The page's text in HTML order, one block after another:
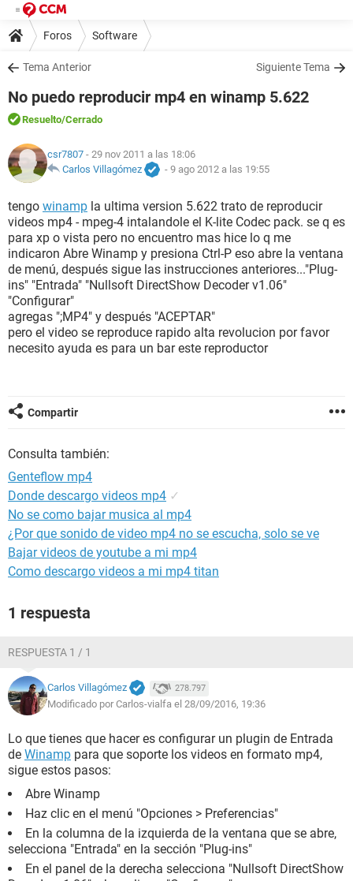
Foros Software
Tema Anterior Siguiente Tema
No puedo reproducir mp4 en winamp 5.622
Resuelto/Cerrado
csr7807 - 29 nov 2011 a las 18:06
Carlos Villagómez
- 9 ago 2012 a las 19:55
tengo winamp la ultima version 5.622 trato de reproducir
videos mp4 - mpeg-4 intalandole el K-lite Codec pack. se q es
para xp o vista pero no encuentro mas hice lo q me
indicaron Abre Winamp y presiona Ctrl-P eso abre la ventana
de menú, después sigue las instrucciones anteriores..."Plug-
ins" "Entrada" "Nullsoft DirectShow Decoder v1.06"
"Configurar"
agregas ";MP4" y después "ACEPTAR"
pero el video se reproduce rapido alta revolucion por favor
necesito ayuda es para un bar este reproductor
Compartir
Consulta también:
Genteflow mp4
Donde descargo videos mp4 ✓
No se como bajar musica al mp4
¿Por que sonido de video mp4 no se escucha, solo se ve
Bajar videos de youtube a mi mp4
Como descargo videos a mi mp4 titan
1 respuesta
RESPUESTA 1 / 1
Carlos Villagómez 278.797
Modificado por Carlos-vialfa el 28/09/2016, 19:36
Lo que tienes que hacer es configurar un plugin de Entrada
de Winamp para que soporte los videos en formato mp4,
sigue estos pasos:
Abre Winamp
Haz clic en el menú "Opciones > Preferencias"
En la columna de la izquierda de la ventana que se abre,
selecciona "Entrada" en la sección "Plug-ins"
En el panel de la derecha selecciona "Nullsoft DirectShow